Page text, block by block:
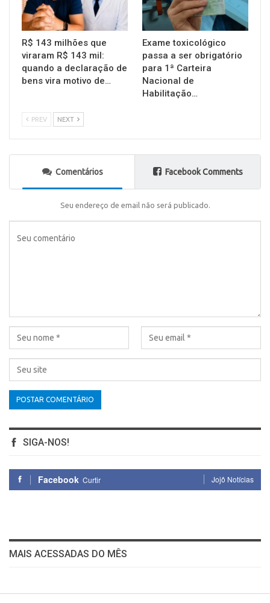
R$ 143 milhões que
viraram R$ 143 mil:
quando a declaração de
bens vira motivo de…
Exame toxicológico
passa a ser obrigatório
para 1ª Carteira
Nacional de
Habilitação…
PREV NEXT
Comentários Facebook Comments
Seu endereço de email não será publicado.
SIGA-NOS!
Facebook Curtir Jojô Notícias
MAIS ACESSADAS DO MÊS